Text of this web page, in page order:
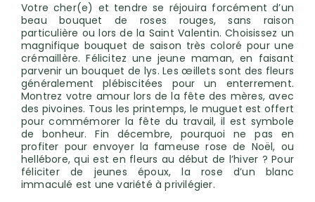
Votre cher(e) et tendre se réjouira forcément d’un
beau bouquet de roses rouges, sans raison
particulière ou lors de la Saint Valentin. Choisissez un
magnifique bouquet de saison très coloré pour une
crémaillère. Félicitez une jeune maman, en faisant
parvenir un bouquet de lys. Les œillets sont des fleurs
généralement plébiscitées pour un enterrement.
Montrez votre amour lors de la fête des mères, avec
des pivoines. Tous les printemps, le muguet est offert
pour commémorer la fête du travail, il est symbole
de bonheur. Fin décembre, pourquoi ne pas en
profiter pour envoyer la fameuse rose de Noël, ou
hellébore, qui est en fleurs au début de l’hiver ? Pour
féliciter de jeunes époux, la rose d’un blanc
immaculé est une variété à privilégier.